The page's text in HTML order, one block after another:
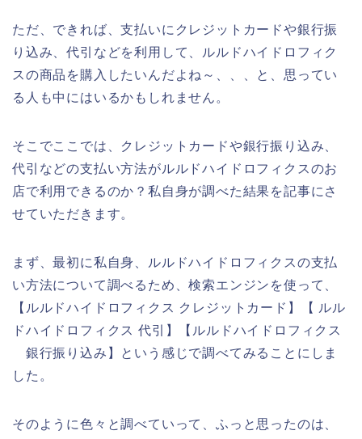
ただ、できれば、支払いにクレジットカードや銀行振
り込み、代引などを利用して、ルルドハイドロフィク
スの商品を購入したいんだよね～、、、と、思ってい
る人も中にはいるかもしれません。
そこでここでは、クレジットカードや銀行振り込み、
代引などの支払い方法がルルドハイドロフィクスのお
店で利用できるのか？私自身が調べた結果を記事にさ
せていただきます。
まず、最初に私自身、ルルドハイドロフィクスの支払
い方法について調べるため、検索エンジンを使って、
【ルルドハイドロフィクス クレジットカード】【 ルル
ドハイドロフィクス 代引】【ルルドハイドロフィクス
銀行振り込み】という感じで調べてみることにしま
した。
そのように色々と調べていって、ふっと思ったのは、